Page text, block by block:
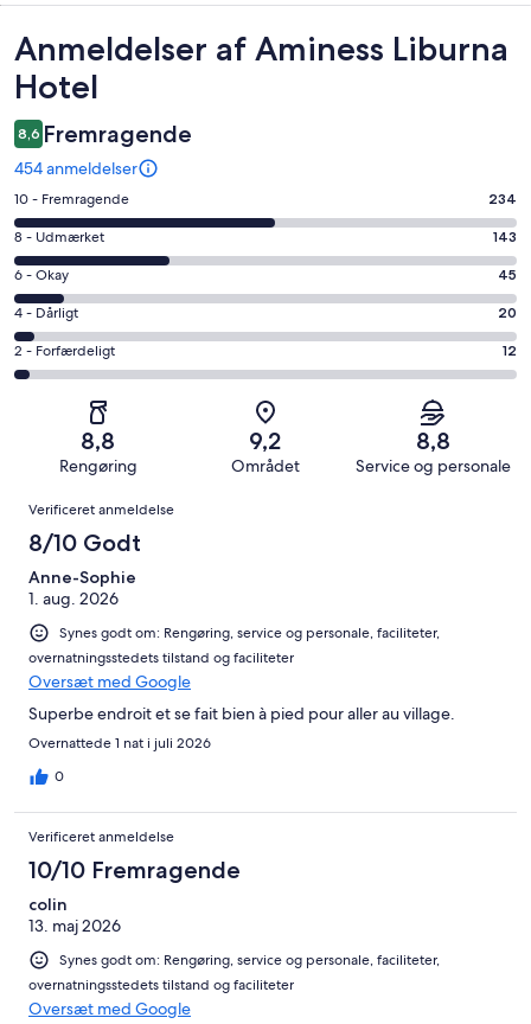
Anmeldelser
Anmeldelser af Aminess Liburna
Hotel
8,6 Fremragende
454 anmeldelser
Bedømmelse
på
10
−
Fremragende.
234
af
i
anmeldelser
10 - Fremragende 234
Bedømmelse
på
8
−
Udmærket.
143
af
8 - Udmærket 143
Bedømmelse
på
6
−
Okay.
454
6 - Okay 45
Bedømmelse
på
4
alt
454
4 - Dårligt 20
Bedømmelse
på
Forfærdeligt.
af
alt
454
anmeldelser
2 - Forfærdeligt 12
8,8
Rengøring
9,2
Området
8,8
Service og personale
Anmeldelser
Verificeret anmeldelse
8/10 Godt
Anne-Sophie
1. aug. 2026
Synes godt om: Rengøring, service og personale, faciliteter,
overnatningsstedets tilstand og faciliteter
Oversæt med Google
Superbe endroit et se fait bien à pied pour aller au village.
Overnattede 1 nat i juli 2026
0
Verificeret anmeldelse
10/10 Fremragende
colin
13. maj 2026
Synes godt om: Rengøring, service og personale, faciliteter,
overnatningsstedets tilstand og faciliteter
Oversæt med Google